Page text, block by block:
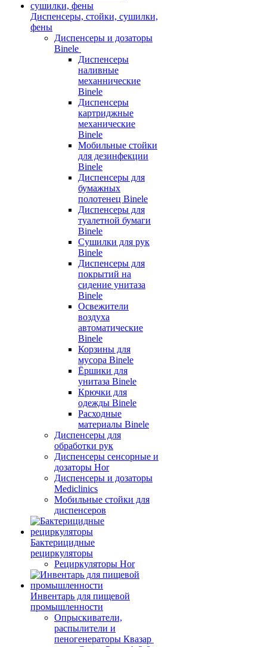
Диспенсеры, стойки, сушилки,
фены
Диспенсеры и дозаторы
Binele
Диспенсеры
наливные
механнические
Binele
Диспенсеры
картриджные
механические
Binele
Мобильные стойки
для дезинфекции
Binele
Диспенсеры для
бумажных
полотенец Binele
Диспенсеры для
туалетной бумаги
Binele
Сушилки для рук
Binele
Диспенсеры для
покрытий на
сидение унитаза
Binele
Освежители
воздуха
автоматические
Binele
Корзины для
мусора Binele
Ёршики для
унитаза Binele
Крючки для
одежды Binele
Расходные
материалы Binele
Диспенсеры для
обработки рук
Диспенсеры сенсорные и
дозаторы Hor
Диспенсеры и дозаторы
Mediclinics
Мобильные стойки для
диспенсеров
Бактерицидные
рециркуляторы
Рециркуляторы Hor
Инвентарь для пищевой
промышленности
Опрыскиватели,
распылители и
пеногенераторы Квазар